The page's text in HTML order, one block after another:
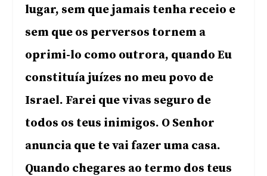
lugar, sem que jamais tenha receio e
sem que os perversos tornem a
oprimi-lo como outrora, quando Eu
constituía juízes no meu povo de
Israel. Farei que vivas seguro de
todos os teus inimigos. O Senhor
anuncia que te vai fazer uma casa.
Quando chegares ao termo dos teus